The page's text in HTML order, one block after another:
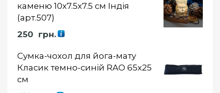
каменю 10х7.5х7.5 см Індія
(арт.507)
250 грн.
Сумка-чохол для йога-мату
Класик темно-синій RAO 65х25
см